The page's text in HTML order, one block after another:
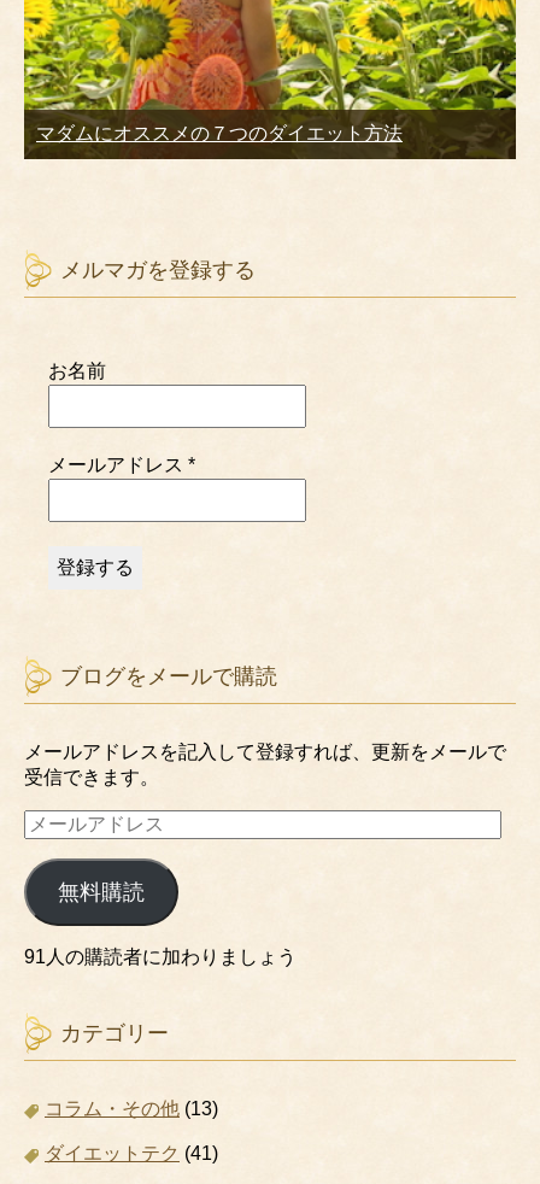
マダムにオススメの７つのダイエット方法
メルマガを登録する
お名前
メールアドレス *
ブログをメールで購読
メールアドレスを記入して登録すれば、更新をメールで
受信できます。
メ
ー
ル
ア
ド
レ
無料購読
91人の購読者に加わりましょう
カテゴリー
コラム・その他 (13)
ダイエットテク (41)